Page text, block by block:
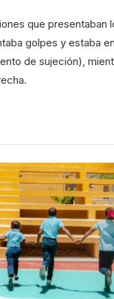
que presentaban
golpes y estaba
de sujeción),